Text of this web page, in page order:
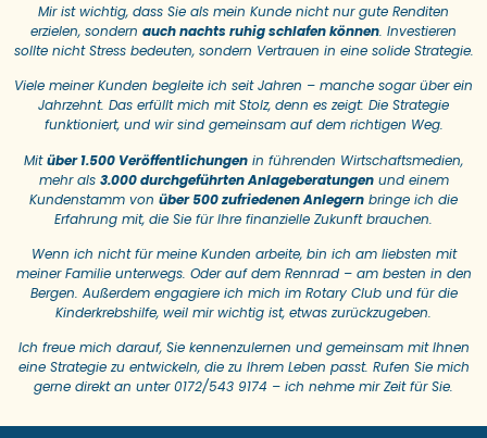
Mir ist wichtig, dass Sie als mein Kunde nicht nur gute Renditen
erzielen, sondern auch nachts ruhig schlafen können. Investieren
sollte nicht Stress bedeuten, sondern Vertrauen in eine solide Strategie.
Viele meiner Kunden begleite ich seit Jahren – manche sogar über ein
Jahrzehnt. Das erfüllt mich mit Stolz, denn es zeigt: Die Strategie
funktioniert, und wir sind gemeinsam auf dem richtigen Weg.
Mitüber 1.500 Veröffentlichungen in führenden Wirtschaftsmedien,
mehr als 3.000 durchgeführten Anlageberatungenund einem
Kundenstamm von über 500 zufriedenen Anlegern bringe ich die
Erfahrung mit, die Sie für Ihre finanzielle Zukunft brauchen.
Wenn ich nicht für meine Kunden arbeite, bin ich am liebsten mit
meiner Familie unterwegs. Oder auf dem Rennrad – am besten in den
Bergen. Außerdem engagiere ich mich im Rotary Club und für die
Kinderkrebshilfe, weil mir wichtig ist, etwas zurückzugeben.
Ich freue mich darauf, Sie kennenzulernen und gemeinsam mit Ihnen
eine Strategie zu entwickeln, die zu Ihrem Leben passt. Rufen Sie mich
gerne direkt an unter 0172/543 9174 – ich nehme mir Zeit für Sie.